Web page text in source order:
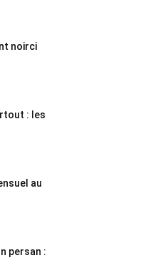
noirci
: les
au
persan :